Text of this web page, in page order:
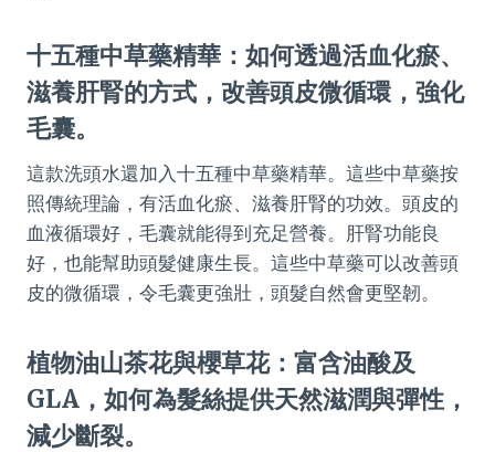
十五種中草藥精華：如何透過活血化瘀、
滋養肝腎的方式，改善頭皮微循環，強化
毛囊。
這款洗頭水還加入十五種中草藥精華。這些中草藥按
照傳統理論，有活血化瘀、滋養肝腎的功效。頭皮的
血液循環好，毛囊就能得到充足營養。肝腎功能良
好，也能幫助頭髮健康生長。這些中草藥可以改善頭
皮的微循環，令毛囊更強壯，頭髮自然會更堅韌。
植物油山茶花與櫻草花：富含油酸及
GLA，如何為髮絲提供天然滋潤與彈性，
減少斷裂。